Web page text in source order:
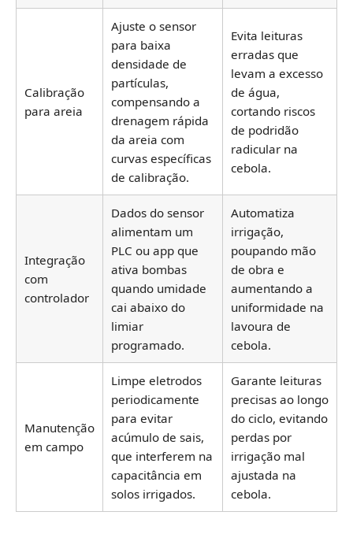
Calibração
para areia
Ajuste o sensor
para baixa
densidade de
partículas,
compensando a
drenagem rápida
da areia com
curvas específicas
de calibração.
Evita leituras
erradas que
levam a excesso
de água,
cortando riscos
de podridão
radicular na
cebola.
Integração
com
controlador
Dados do sensor
alimentam um
PLC ou app que
ativa bombas
quando umidade
cai abaixo do
limiar
programado.
Automatiza
irrigação,
poupando mão
de obra e
aumentando a
uniformidade na
lavoura de
cebola.
Manutenção
em campo
Limpe eletrodos
periodicamente
para evitar
acúmulo de sais,
que interferem na
capacitância em
solos irrigados.
Garante leituras
precisas ao longo
do ciclo, evitando
perdas por
irrigação mal
ajustada na
cebola.